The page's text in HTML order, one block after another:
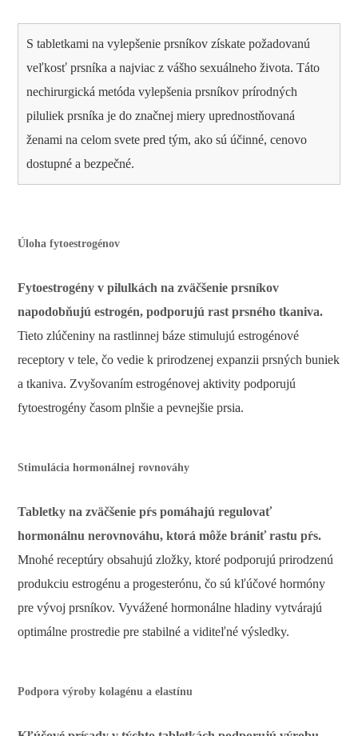
S tabletkami na vylepšenie prsníkov získate požadovanú
veľkosť prsníka a najviac z vášho sexuálneho života. Táto
nechirurgická metóda vylepšenia prsníkov prírodných
piluliek prsníka je do značnej miery uprednostňovaná
ženami na celom svete pred tým, ako sú účinné, cenovo
dostupné a bezpečné.
Úloha fytoestrogénov
Fytoestrogény v pilulkách na zväčšenie prsníkov
napodobňujú estrogén, podporujú rast prsného tkaniva.
Tieto zlúčeniny na rastlinnej báze stimulujú estrogénové
receptory v tele, čo vedie k prirodzenej expanzii prsných buniek
a tkaniva. Zvyšovaním estrogénovej aktivity podporujú
fytoestrogény časom plnšie a pevnejšie prsia.
Stimulácia hormonálnej rovnováhy
Tabletky na zväčšenie pŕs pomáhajú regulovať
hormonálnu nerovnováhu, ktorá môže brániť rastu pŕs.
Mnohé receptúry obsahujú zložky, ktoré podporujú prirodzenú
produkciu estrogénu a progesterónu, čo sú kľúčové hormóny
pre vývoj prsníkov. Vyvážené hormonálne hladiny vytvárajú
optimálne prostredie pre stabilné a viditeľné výsledky.
Podpora výroby kolagénu a elastínu